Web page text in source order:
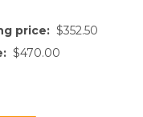
price: $352.50
$470.00